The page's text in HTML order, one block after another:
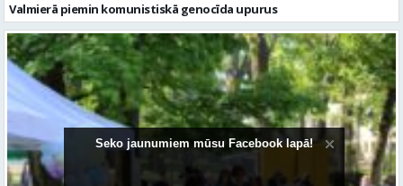
Valmierā piemin komunistiskā genocīda upurus
Seko jaunumiem mūsu Facebook lapā!